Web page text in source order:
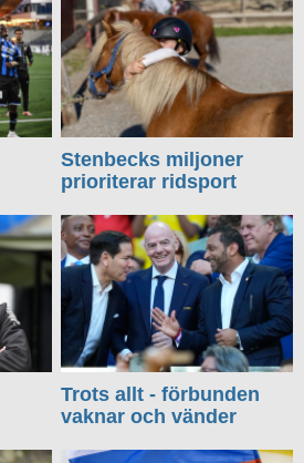
Stenbecks miljoner
prioriterar ridsport
Trots allt - förbunden
vaknar och vänder